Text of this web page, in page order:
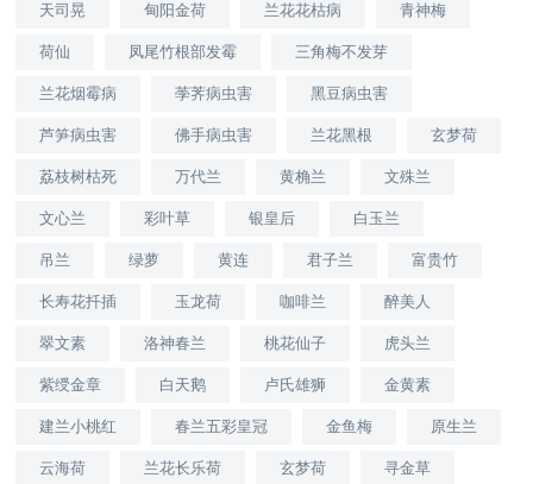
天司晃 甸阳金荷 兰花花枯病 青神梅
荷仙 凤尾竹根部发霉 三角梅不发芽
兰花烟霉病 荸荠病虫害 黑豆病虫害
芦笋病虫害 佛手病虫害 兰花黑根 玄梦荷
荔枝树枯死 万代兰 黄桷兰 文殊兰
文心兰 彩叶草 银皇后 白玉兰
吊兰 绿萝 黄连 君子兰 富贵竹
长寿花扦插 玉龙荷 咖啡兰 醉美人
翠文素 洛神春兰 桃花仙子 虎头兰
紫绶金章 白天鹅 卢氏雄狮 金黄素
建兰小桃红 春兰五彩皇冠 金鱼梅 原生兰
云海荷 兰花长乐荷 玄梦荷 寻金草